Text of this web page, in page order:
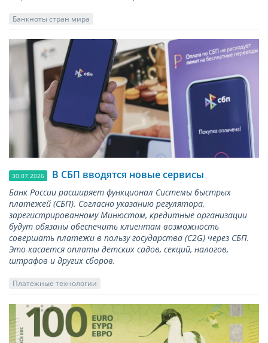
Банкноты стран мира
30.07.2026 В СБП вводятся новые сервисы
Банк России расширяет функционал Системы быстрых
платежей (СБП). Согласно указанию регулятора,
зарегистрированному Минюстом, кредитные организации
будут обязаны обеспечить клиентам возможность
совершать платежи в пользу государства (С2G) через СБП.
Это касается оплаты детских садов, секций, налогов,
штрафов и других сборов.
Платежные технологии